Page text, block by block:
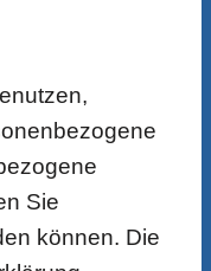
Sie
können. Die